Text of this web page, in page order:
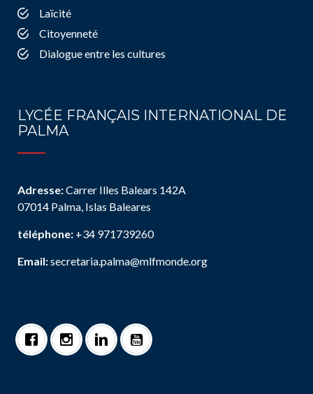
Laïcité
Citoyenneté
Dialogue entre les cultures
LYCÉE FRANÇAIS INTERNATIONAL DE
PALMA
Adresse:Carrer Illes Balears 142A
07014 Palma, Islas Baleares
téléphone: +34 971739260
Email:secretaria.palma@mlfmonde.org